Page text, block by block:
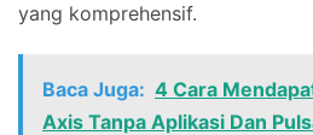
yang komprehensif.
Baca Juga: 4 Cara
Axis Tanpa Aplikasi Dan